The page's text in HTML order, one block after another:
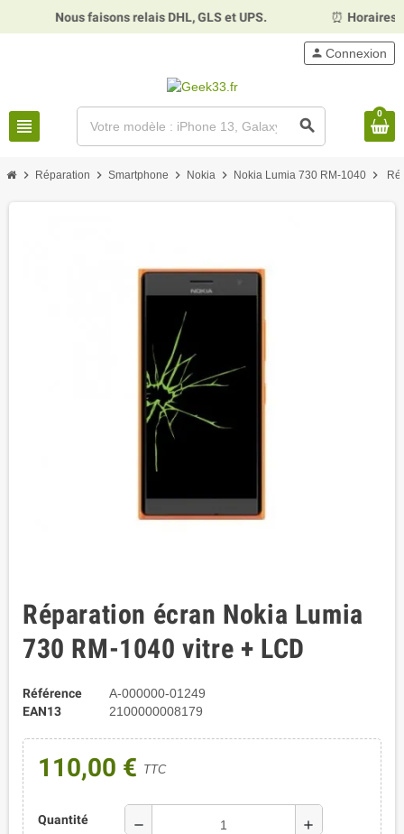
Nous faisons relais DHL, GLS et UPS. Horaires :Mardi,
view_headline search
person Connexion
0
chevron_right Réparation chevron_right Smartphone chevron_right Nokia chevron_right Nokia Lumia 730 RM-1040 chevron_right
Réparation écran Nokia Lumia
730 RM-1040 vitre + LCD
Référence
A-000000-01249
EAN13
2100000008179
110,00 € TTC
Quantité remove add